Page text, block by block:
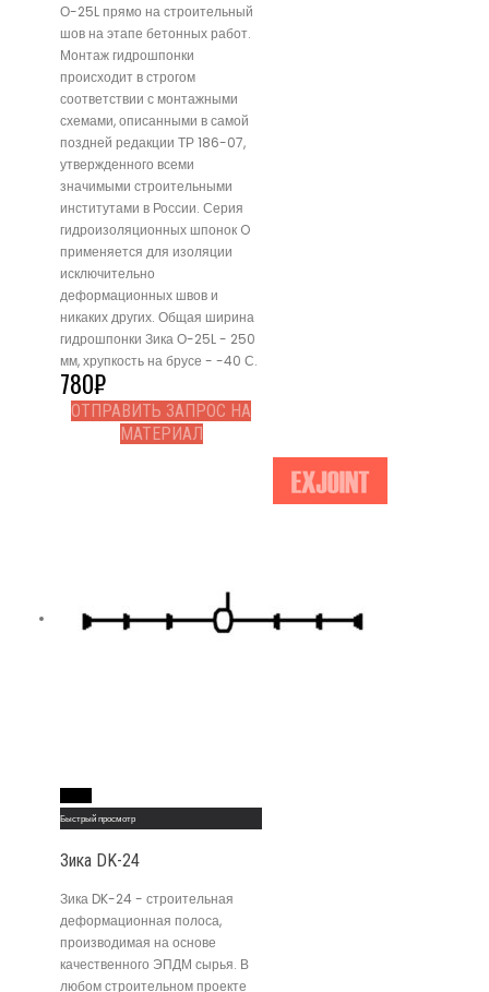
О-25L прямо на строительный
шов на этапе бетонных работ.
Монтаж гидрошпонки
происходит в строгом
соответствии с монтажными
схемами, описанными в самой
поздней редакции ТР 186-07,
утвержденного всеми
значимыми строительными
институтами в России. Серия
гидроизоляционных шпонок O
применяется для изоляции
исключительно
деформационных швов и
никаких других. Общая ширина
гидрошпонки Зика О-25L - 250
мм, хрупкость на брусе - -40 С.
780₽
ОТПРАВИТЬ ЗАПРОС НА
МАТЕРИАЛ
Быстрый просмотр
Зика DK-24
Зика DK-24 - строительная
деформационная полоса,
производимая на основе
качественного ЭПДМ сырья. В
любом строительном проекте